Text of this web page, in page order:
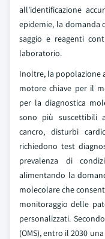
all'identificazione
epidemie, la domanda
saggio e reagenti
laboratorio.
Inoltre, la popolazione
motore chiave per il
per la diagnostica
sono più suscettibili
cancro, disturbi
richiedono test
prevalenza di
alimentando la
molecolare che
monitoraggio delle
personalizzati.
(OMS), entro il 2030